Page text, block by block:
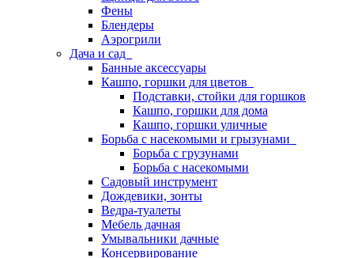
Фены
Блендеры
Аэрогрили
Дача и сад
Банные аксессуары
Кашпо, горшки для цветов
Подставки, стойки для горшков
Кашпо, горшки для дома
Кашпо, горшки уличные
Борьба с насекомыми и грызунами
Борьба с грузунами
Борьба с насекомыми
Садовый инструмент
Дождевики, зонты
Ведра-туалеты
Мебель дачная
Умывальники дачные
Консервирование